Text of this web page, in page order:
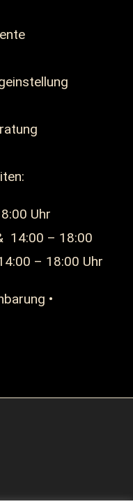
Uhr
14:00 – 18:00
– 18:00 Uhr
•